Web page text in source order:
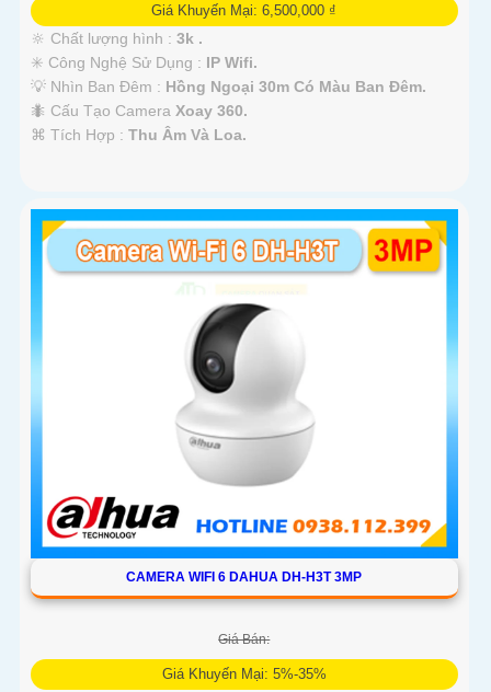
Giá Khuyến Mại: 6,500,000 ₫
🔆 Chất lượng hình : 3k .
✳️ Công Nghệ Sử Dụng : IP Wifi.
💡 Nhìn Ban Đêm : Hồng Ngoại 30m Có Màu Ban Ðêm.
🐜 Cấu Tạo Camera Xoay 360.
️⌘ Tích Hợp : Thu Âm Và Loa.
CAMERA WIFI 6 DAHUA DH-H3T 3MP
Giá Bán:
Giá Khuyến Mại: 5%-35%